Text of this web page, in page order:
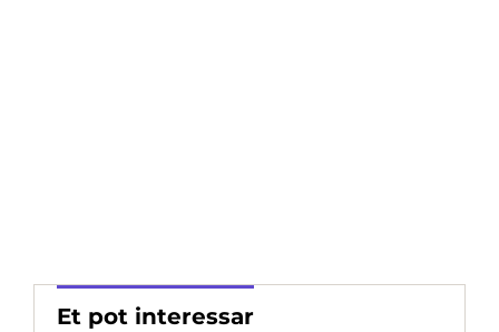
Et pot interessar